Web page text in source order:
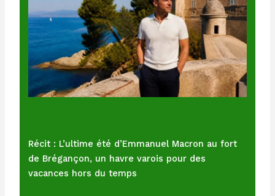
Récit : L’ultime été d’Emmanuel Macron au fort
de Brégançon, un havre varois pour des
vacances hors du temps